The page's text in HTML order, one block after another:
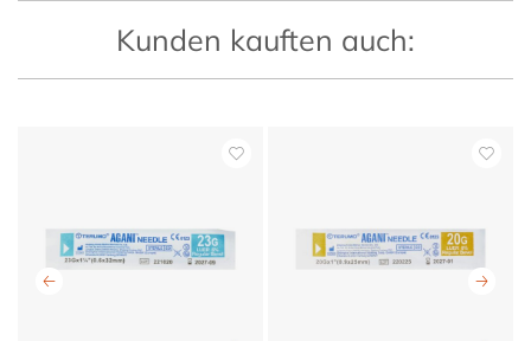
Kunden kauften auch: